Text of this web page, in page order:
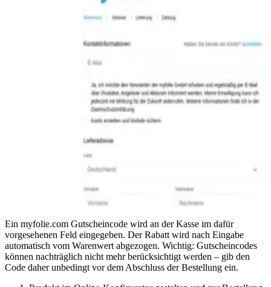
Ein myfolie.com Gutscheincode wird an der Kasse im dafür
vorgesehenen Feld eingegeben. Der Rabatt wird nach Eingabe
automatisch vom Warenwert abgezogen. Wichtig: Gutscheincodes
können nachträglich nicht mehr berücksichtigt werden – gib den
Code daher unbedingt vor dem Abschluss der Bestellung ein.